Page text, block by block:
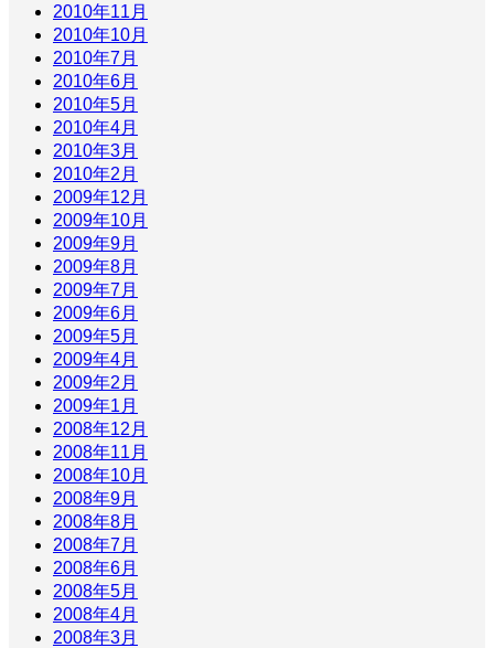
2010年11月
2010年10月
2010年7月
2010年6月
2010年5月
2010年4月
2010年3月
2010年2月
2009年12月
2009年10月
2009年9月
2009年8月
2009年7月
2009年6月
2009年5月
2009年4月
2009年2月
2009年1月
2008年12月
2008年11月
2008年10月
2008年9月
2008年8月
2008年7月
2008年6月
2008年5月
2008年4月
2008年3月